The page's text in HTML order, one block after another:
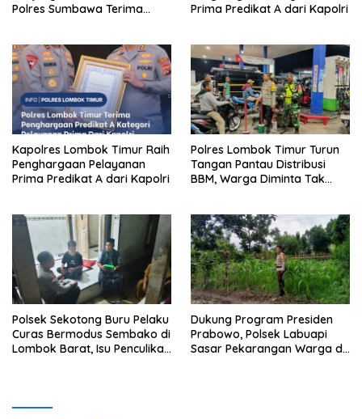
Polres Sumbawa Terima
Prima Predikat A dari Kapolri
Kapolres Lombok Timur Raih
Penghargaan Pelayanan
Prima Predikat A dari Kapolri
Polres Lombok Timur Turun
Tangan Pantau Distribusi
BBM, Warga Diminta Tak
Polsek Sekotong Buru Pelaku
Curas Bermodus Sembako di
Lombok Barat, Isu Penculikan
Dukung Program Presiden
Prabowo, Polsek Labuapi
Sasar Pekarangan Warga di